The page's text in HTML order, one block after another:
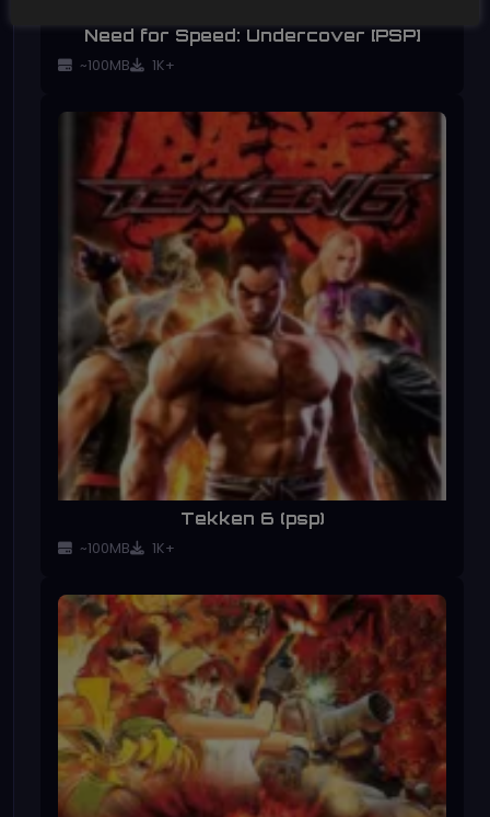
Need for Speed: Undercover [PSP]
~100MB 1K+
Tekken 6 (psp)
~100MB 1K+